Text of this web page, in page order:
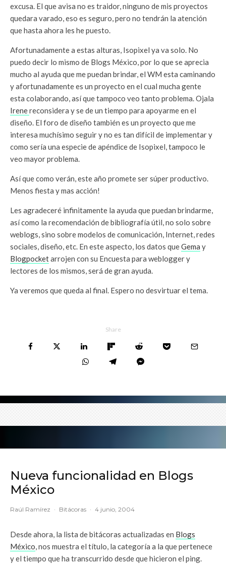
excusa. El que avisa no es traidor, ninguno de mis proyectos
quedara varado, eso es seguro, pero no tendrán la atención
que hasta ahora les he puesto.
Afortunadamente a estas alturas, Isopixel ya va solo. No
puedo decir lo mismo de Blogs México, por lo que se aprecia
mucho al ayuda que me puedan brindar, el WM esta caminando
y afortunadamente es un proyecto en el cual mucha gente
esta colaborando, así que tampoco veo tanto problema. Ojala
Irenereconsidera y se de un tiempo para apoyarme en el
diseño. El foro de diseño también es un proyecto que me
interesa muchísimo seguir y no es tan difícil de implementar y
como sería una especie de apéndice de Isopixel, tampoco le
veo mayor problema.
Así que como verán, este año promete ser súper productivo.
Menos fiesta y mas acción!
Les agradeceré infinitamente la ayuda que puedan brindarme,
así como la recomendación de bibliografía útil, no solo sobre
weblogs, sino sobre modelos de comunicación, Internet, redes
sociales, diseño, etc. En este aspecto, los datos queGema y
Blogpocketarrojen con su Encuesta para weblogger y
lectores de los mismos, será de gran ayuda.
Ya veremos que queda al final. Espero no desvirtuar el tema.
Share
Nueva funcionalidad en Blogs
México
Raúl Ramírez · Bitácoras · 4 junio, 2004
Desde ahora, la lista de bitácoras actualizadas en Blogs
México , nos muestra el título, la categoría a la que pertenece
y el tiempo que ha transcurrido desde que hicieron el ping.